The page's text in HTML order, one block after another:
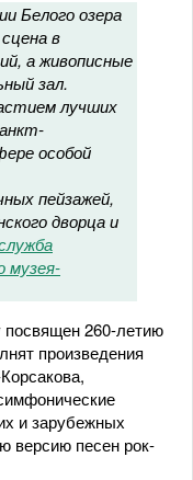
Белого озера
в
а живописные
зал.
лучших
особой
пейзажей,
дворца и
музея-
посвящен 260-летию
произведения
и зарубежных
версию песен рок-